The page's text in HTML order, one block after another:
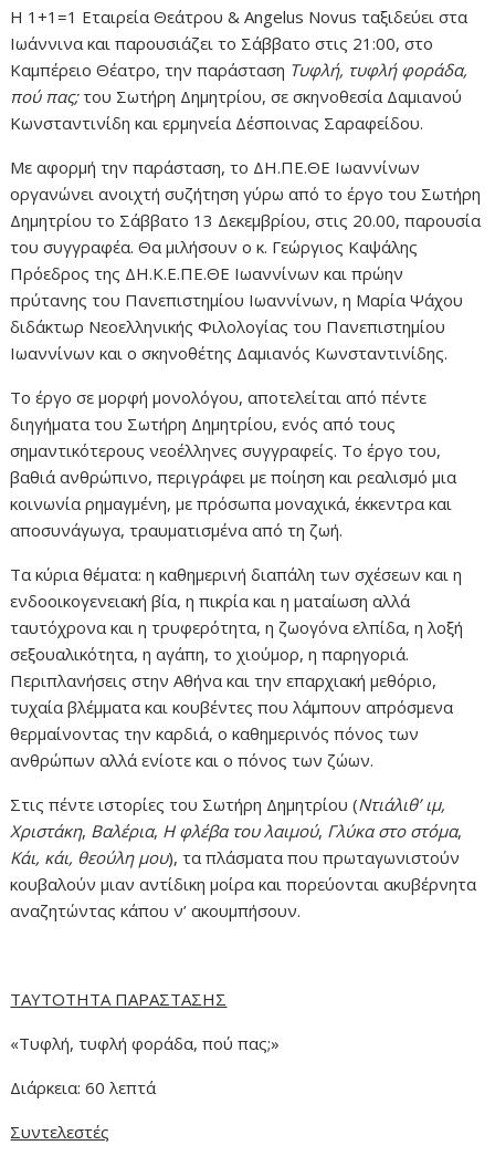
Η 1+1=1 Εταιρεία Θεάτρου & Angelus Novus ταξιδεύει στα
Ιωάννινα και παρουσιάζει το Σάββατο στις 21:00, στο
Καμπέρειο Θέατρο, την παράσταση Τυφλή, τυφλή φοράδα,
πού πας;του Σωτήρη Δημητρίου, σε σκηνοθεσία Δαμιανού
Κωνσταντινίδη και ερμηνεία Δέσποινας Σαραφείδου.
Με αφορμή την παράσταση, το ΔΗ.ΠΕ.ΘΕ Ιωαννίνων
οργανώνει ανοιχτή συζήτηση γύρω από το έργο του Σωτήρη
Δημητρίου τo Σάββατο 13 Δεκεμβρίου, στις 20.00, παρουσία
του συγγραφέα. Θα μιλήσουν ο κ. Γεώργιος Καψάλης
Πρόεδρος της ΔΗ.Κ.Ε.ΠΕ.ΘΕ Ιωαννίνων και πρώην
πρύτανης του Πανεπιστημίου Ιωαννίνων, η Μαρία Ψάχου
διδάκτωρ Νεοελληνικής Φιλολογίας του Πανεπιστημίου
Ιωαννίνων και ο σκηνοθέτης Δαμιανός Κωνσταντινίδης.
Το έργο σε μορφή μονολόγου, αποτελείται από πέντε
διηγήματα του Σωτήρη Δημητρίου, ενός από τους
σημαντικότερους νεοέλληνες συγγραφείς. Το έργο του,
βαθιά ανθρώπινο, περιγράφει με ποίηση και ρεαλισμό μια
κοινωνία ρημαγμένη, με πρόσωπα μοναχικά, έκκεντρα και
αποσυνάγωγα, τραυματισμένα από τη ζωή.
Τα κύρια θέματα: η καθημερινή διαπάλη των σχέσεων και η
ενδοοικογενειακή βία, η πικρία και η ματαίωση αλλά
ταυτόχρονα και η τρυφερότητα, η ζωογόνα ελπίδα, η λοξή
σεξουαλικότητα, η αγάπη, το χιούμορ, η παρηγοριά.
Περιπλανήσεις στην Αθήνα και την επαρχιακή μεθόριο,
τυχαία βλέμματα και κουβέντες που λάμπουν απρόσμενα
θερμαίνοντας την καρδιά, ο καθημερινός πόνος των
ανθρώπων αλλά ενίοτε και ο πόνος των ζώων.
Στις πέντε ιστορίες του Σωτήρη Δημητρίου (Ντιάλιθ’ ιμ,
Χριστάκη, Βαλέρια, Η φλέβα του λαιμού, Γλύκα στο στόμα,
Κάι, κάι, θεούλη μου), τα πλάσματα που πρωταγωνιστούν
κουβαλούν μιαν αντίδικη μοίρα και πορεύονται ακυβέρνητα
αναζητώντας κάπου ν’ ακουμπήσουν.
ΤΑΥΤΟΤΗΤΑ ΠΑΡΑΣΤΑΣΗΣ
«Τυφλή, τυφλή φοράδα, πού πας;»
Διάρκεια: 60 λεπτά
Συντελεστές